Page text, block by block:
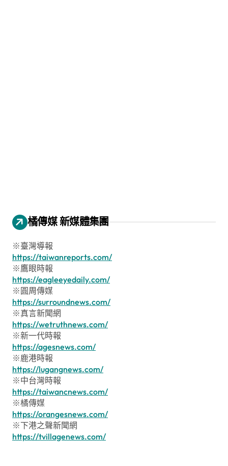
橘傳媒 新媒體集團
※臺灣導報
https://taiwanreports.com/
※鷹眼時報
https://eagleeyedaily.com/
※圓周傳媒
https://surroundnews.com/
※真言新聞網
https://wetruthnews.com/
※新一代時報
https://agesnews.com/
※鹿港時報
https://lugangnews.com/
※中台灣時報
https://taiwancnews.com/
※橘傳媒
https://orangesnews.com/
※下港之聲新聞網
https://tvillagenews.com/